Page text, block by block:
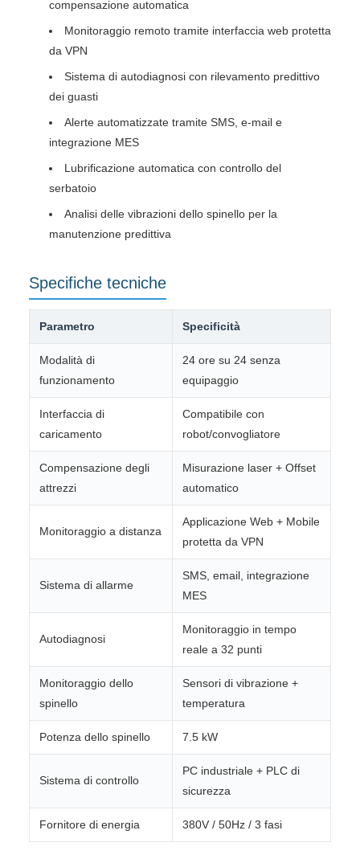
compensazione automatica
Monitoraggio remoto tramite interfaccia web protetta
da VPN
Sistema di autodiagnosi con rilevamento predittivo
dei guasti
Alerte automatizzate tramite SMS, e-mail e
integrazione MES
Lubrificazione automatica con controllo del
serbatoio
Analisi delle vibrazioni dello spinello per la
manutenzione predittiva
Specifiche tecniche
Parametro Specificità
Modalità di
funzionamento
24 ore su 24 senza
equipaggio
Interfaccia di
caricamento
Compatibile con
robot/convogliatore
Compensazione degli
attrezzi
Misurazione laser + Offset
automatico
Monitoraggio a distanza
Applicazione Web + Mobile
protetta da VPN
Sistema di allarme
SMS, email, integrazione
MES
Autodiagnosi
Monitoraggio in tempo
reale a 32 punti
Monitoraggio dello
spinello
Sensori di vibrazione +
temperatura
Potenza dello spinello 7.5 kW
Sistema di controllo
PC industriale + PLC di
sicurezza
Fornitore di energia 380V / 50Hz / 3 fasi